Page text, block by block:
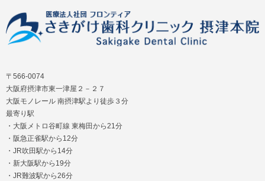
〒566-0074
大阪府摂津市東一津屋２－２７
大阪モノレール 南摂津駅より徒歩３分
最寄り駅
・大阪メトロ谷町線 東梅田から21分
・阪急正雀駅から12分
・JR吹田駅から14分
・新大阪駅から19分
・JR難波駅から26分